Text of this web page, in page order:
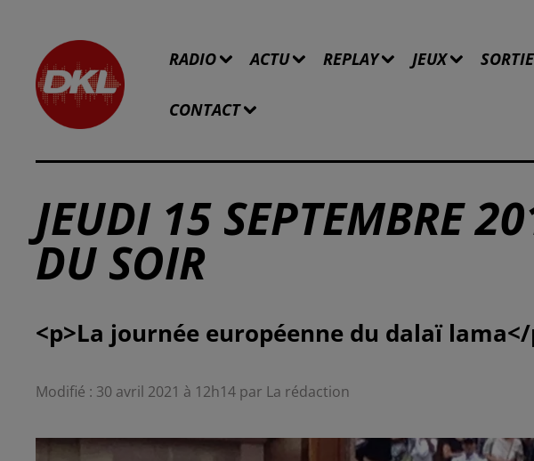
RADIO ACTU REPLAY JEUX
CONTACT
JEUDI 15 SEPTEMBRE
DU SOIR
Modifié : 30 avril 2021 à 12h14 par La rédaction